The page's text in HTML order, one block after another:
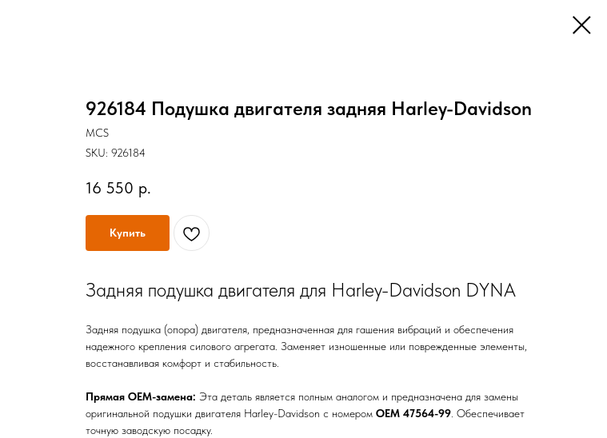
926184 Подушка двигателя задняя Harley-Davidson
MCS
SKU: 926184
16 550 р.
Купить
Задняя подушка двигателя для Harley-Davidson DYNA
Задняя подушка (опора) двигателя, предназначенная для гашения вибраций и обеспечения
надежного крепления силового агрегата. Заменяет изношенные или поврежденные элементы,
восстанавливая комфорт и стабильность.
Прямая OEM-замена: Эта деталь является полным аналогом и предназначена для замены
оригинальной подушки двигателя Harley-Davidson с номером OEM 47564-99 . Обеспечивает
точную заводскую посадку.